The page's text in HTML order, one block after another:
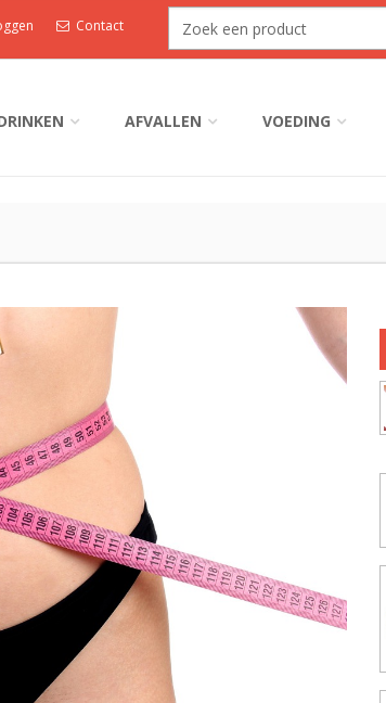
Contact
AFVALLEN VOEDING